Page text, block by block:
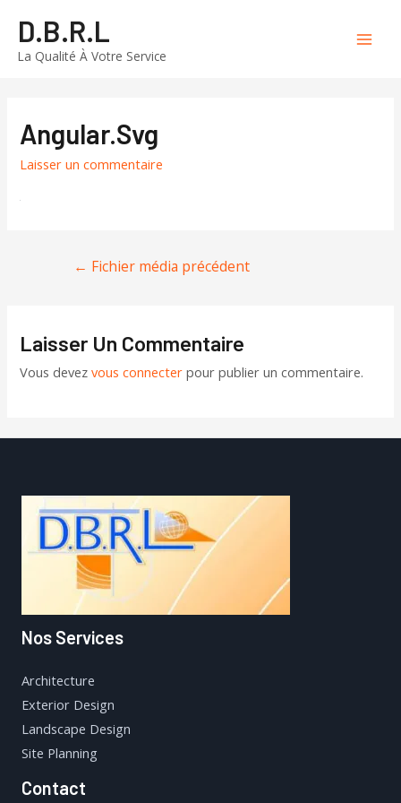
contenu
D.B.R.L
La Qualité À Votre Service
Angular.svg
Laisser un commentaire
Navigation
← Fichier média précédent
Laisser Un Commentaire
Vous devezvous connecter pour publier un commentaire.
Nos Services
Architecture
Exterior Design
Landscape Design
Site Planning
Contact